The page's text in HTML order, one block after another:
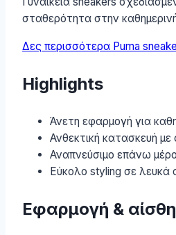
σταθερότητα στην
Δες περισσότερα Puma
Highlights
Άνετη εφαρμογή για
Ανθεκτική κατασκευή
Αναπνεύσιμο επάνω
Εύκολο styling σε
Εφαρμογή &